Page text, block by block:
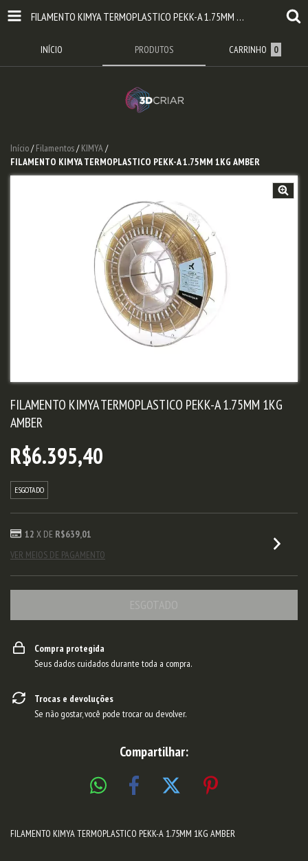
FILAMENTO KIMYA TERMOPLASTICO PEKK-A 1.75MM 1KG AMBER
INÍCIO PRODUTOS CARRINHO 0
Início/ Filamentos/ KIMYA/
FILAMENTO KIMYA TERMOPLASTICO PEKK-A 1.75MM 1KG AMBER
FILAMENTO KIMYA TERMOPLASTICO PEKK-A 1.75MM 1KG
AMBER
R$6.395,40
ESGOTADO
12 X DE R$639,01
VER MEIOS DE PAGAMENTO
Compra protegida
Seus dados cuidados durante toda a compra.
Trocas e devoluções
Se não gostar, você pode trocar ou devolver.
Compartilhar:
FILAMENTO KIMYA TERMOPLASTICO PEKK-A 1.75MM 1KG AMBER